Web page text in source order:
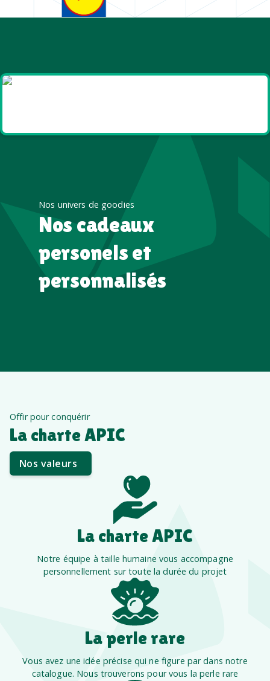
Nos univers de goodies
Nos cadeaux
personels et
personnalisés
Offir pour conquérir
La charte APIC
Nos valeurs
La charte APIC
Notre équipe à taille humaine vous accompagne
personnellement sur toute la durée du projet
La perle rare
Vous avez une idée précise qui ne figure par dans notre
catalogue. Nous trouverons pour vous la perle rare